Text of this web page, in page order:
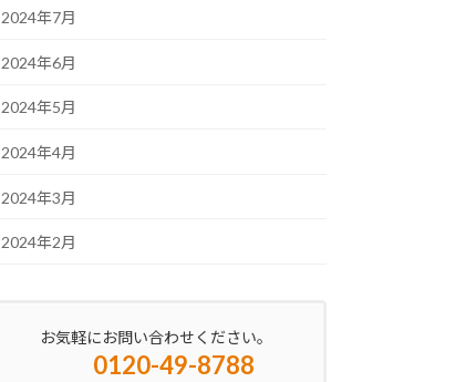
2024年7月
2024年6月
2024年5月
2024年4月
2024年3月
2024年2月
お気軽にお問い合わせください。
0120-49-8788